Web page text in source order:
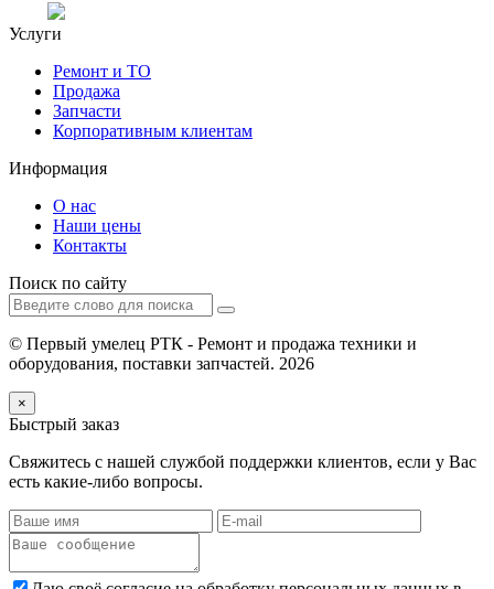
Услуги
Ремонт и ТО
Продажа
Запчасти
Корпоративным клиентам
Информация
О нас
Наши цены
Контакты
Поиск по сайту
© Первый умелец РТК - Ремонт и продажа техники и
оборудования, поставки запчастей. 2026
×
Быстрый заказ
Свяжитесь с нашей службой поддержки клиентов, если у Вас
есть какие-либо вопросы.